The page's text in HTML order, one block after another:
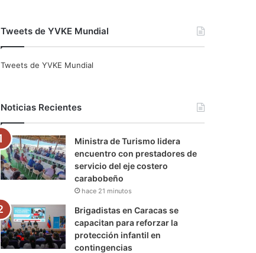
c
o
k
i
r
u
e
r
a
m
a
m
Tweets de YVKE Mundial
Tweets de YVKE Mundial
Noticias Recientes
Ministra de Turismo lidera
encuentro con prestadores de
servicio del eje costero
carabobeño
hace 21 minutos
Brigadistas en Caracas se
capacitan para reforzar la
protección infantil en
contingencias